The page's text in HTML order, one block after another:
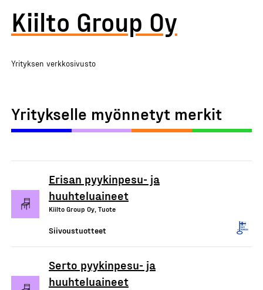
Kiilto Group Oy
Yrityksen verkkosivusto
Yritykselle myönnetyt merkit
Erisan pyykinpesu- ja
huuhteluaineet
Kiilto Group Oy, Tuote
Siivoustuotteet
Serto pyykinpesu- ja
huuhteluaineet